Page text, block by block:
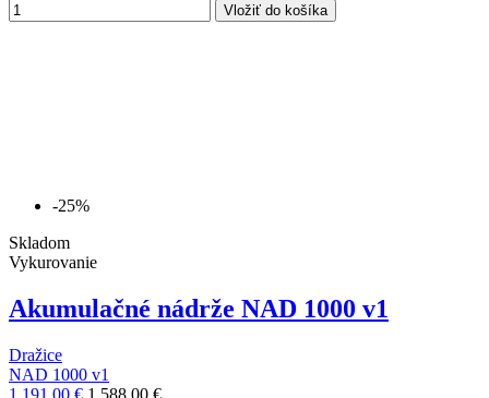
Vložiť do košíka
-25%
Skladom
Vykurovanie
Akumulačné nádrže NAD 1000 v1
Dražice
NAD 1000 v1
1 191,00 € 1 588,00 €